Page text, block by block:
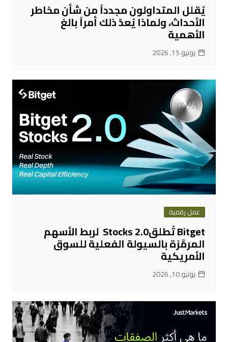
يُقلل المتداولون مجدداً من شأن مخاطر
الأحداث، ولماذا يُعدّ ذلك أمراً بالغ
الأهمية
يونيو 15, 2026
عمل رقمية
Bitget تُطلقStocks 2.0 لربط الأسهم
المرمَّزة بالسيولة الفعلية للسوق
الأمريكية
يونيو 10, 2026